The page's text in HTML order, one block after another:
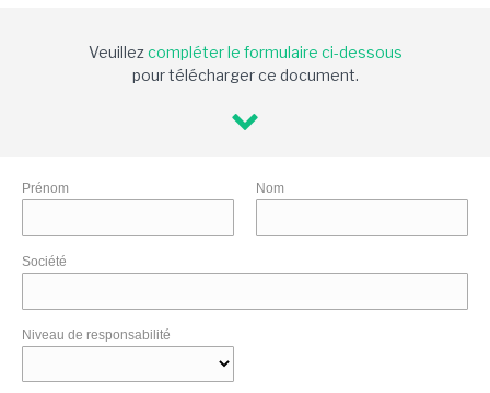
Veuillezcompléter le formulaire ci-dessous
pour télécharger ce document.
Prénom Nom
Société
Niveau de responsabilité